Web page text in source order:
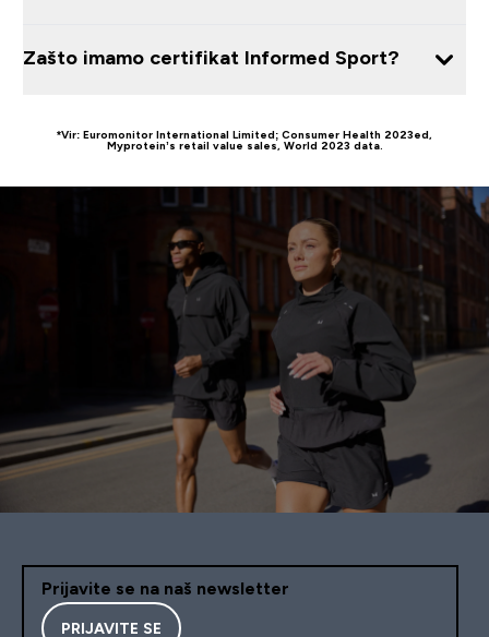
Zašto imamo certifikat Informed Sport?
*Vir: Euromonitor International Limited; Consumer Health 2023ed,
Myprotein’s retail value sales, World 2023 data.
Prijavite se na naš newsletter
PRIJAVITE SE